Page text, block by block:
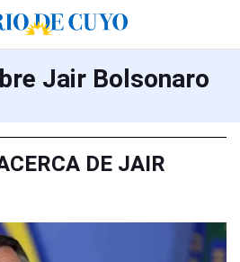
Jair Bolsonaro
DE JAIR